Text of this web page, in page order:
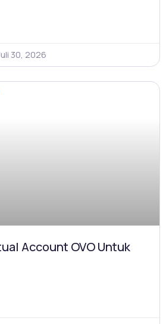
30, 2026
Account OVO Untuk